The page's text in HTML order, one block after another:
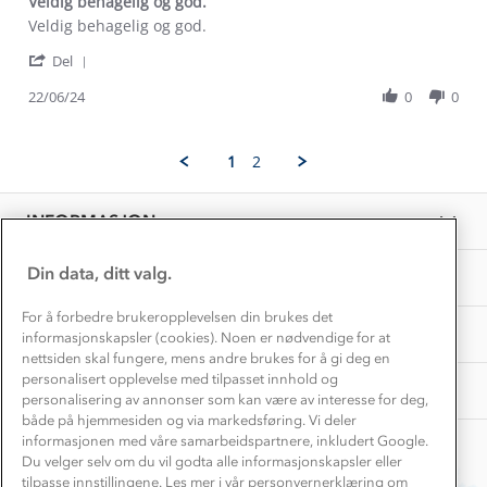
Review
Veronika
on
review
Veldig
og
Veldig behagelig og god.
Del
22
2024
22/06/24 0 0
1 2
INFORMASJON
Konkurransevinnere
Kundeklubb
Bedrift, barnehage og SFO
Presse
OM OSS
1% til samfunnet
Samarbeide med oss?
TIPS OG RÅD
Dette trenger du til barnehagen
Gravidklær
Hvordan velge riktig turtøy?
Store størrelser
Turmat oppskrifter
Beredskap
AKTIVITETER
Norgesferie 🇳🇴
Få turinspirasjon og tips her⛰
Overnatte utendørs⛺
Leirskole 🥾
Barnehageansatt
Tips til hyttetur
Din data, ditt valg.
For å forbedre brukeropplevelsen din brukes det
informasjonskapsler (cookies). Noen er nødvendige for at
nettsiden skal fungere, mens andre brukes for å gi deg en
personalisert opplevelse med tilpasset innhold og
personalisering av annonser som kan være av interesse for deg,
både på hjemmesiden og via markedsføring. Vi deler
informasjonen med våre samarbeidspartnere, inkludert Google.
Du velger selv om du vil godta alle informasjonskapsler eller
tilpasse innstillingene. Les mer i vår personvernerklæring om